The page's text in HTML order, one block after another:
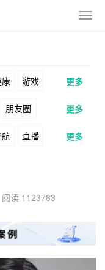
游戏
教育 婚纱
科技
更多
朋友圈
知乎
Facebook
Bing
更多
直播
案例
海外
更多
阅读 1123783